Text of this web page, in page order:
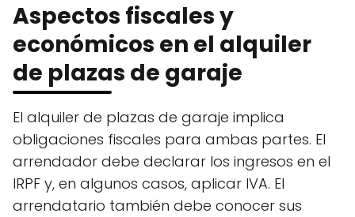
Aspectos fiscales y
económicos en el alquiler
de plazas de garaje
El alquiler de plazas de garaje implica
obligaciones fiscales para ambas partes. El
arrendador debe declarar los ingresos en el
IRPF y, en algunos casos, aplicar IVA. El
arrendatario también debe conocer sus